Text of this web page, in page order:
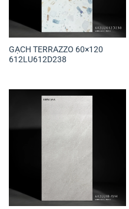
GẠCH TERRAZZO 60×120
612LU612D238